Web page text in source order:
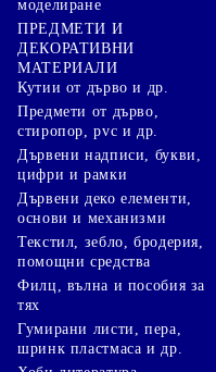
моделиране
ПРЕДМЕТИ И
ДЕКОРАТИВНИ
МАТЕРИАЛИ
Кутии от дърво и др.
Предмети от дърво,
стиропор, pvc и др.
Дървени надписи, букви,
цифри и рамки
Дървени деко елементи,
основи и механизми
Текстил, зебло, бродерия,
помощни средства
Филц, вълна и пособия за
тях
Гумирани листи, пера,
шринк пластмаса и др.